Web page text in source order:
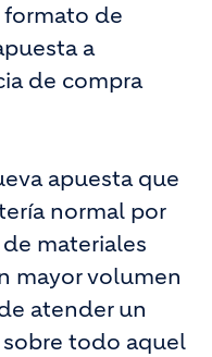
formato de
a
de compra
apuesta que
normal por
materiales
mayor volumen
atender un
todo aquel